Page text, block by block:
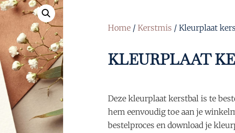
Home / Kerstmis / Kleurplaat
KLEURPLAAT
Deze kleurplaat kerstbal is te
hem eenvoudig toe aan je
bestelproces en download je